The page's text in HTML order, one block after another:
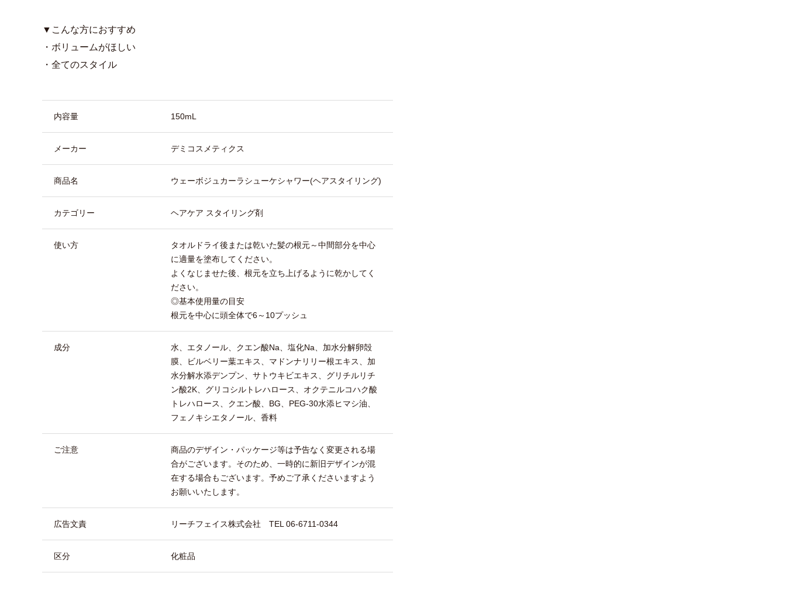
▼こんな方におすすめ
・ボリュームがほしい
・全てのスタイル
内容量 150mL
メーカー デミコスメティクス
商品名 ウェーボジュカーラシューケシャワー(ヘアスタイリング)
カテゴリー ヘアケア スタイリング剤
使い方
タオルドライ後または乾いた髪の根元～中間部分を中心
に適量を塗布してください。
よくなじませた後、根元を立ち上げるように乾かしてく
ださい。
◎基本使用量の目安
根元を中心に頭全体で6～10プッシュ
成分
水、エタノール、クエン酸Na、塩化Na、加水分解卵殻
膜、ビルベリー葉エキス、マドンナリリー根エキス、加
水分解水添デンプン、サトウキビエキス、グリチルリチ
ン酸2K、グリコシルトレハロース、オクテニルコハク酸
トレハロース、クエン酸、BG、PEG-30水添ヒマシ油、
フェノキシエタノール、香料
ご注意
商品のデザイン・パッケージ等は予告なく変更される場
合がございます。そのため、一時的に新旧デザインが混
在する場合もございます。予めご了承くださいますよう
お願いいたします。
広告文責 リーチフェイス株式会社 TEL 06-6711-0344
区分 化粧品